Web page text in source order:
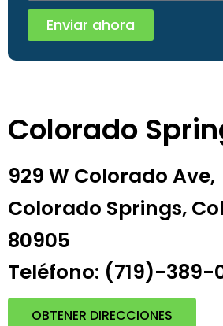
Enviar ahora
Colorado
929 W Colorado Ave,
Colorado Springs,
80905
Teléfono: (719)-389-
OBTENER DIRECCIONES